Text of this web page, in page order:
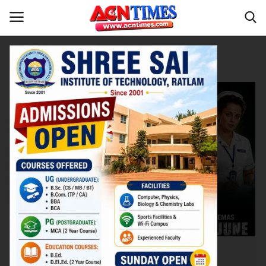
Home
Contact
नीर_का_तीर
मध्यप्रदेश
विदेश
उत्तर प्रदेश
Tag:Girija Oak
मनोरंजन